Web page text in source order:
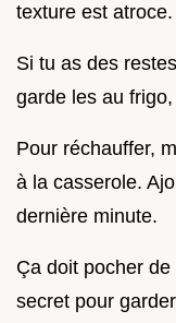
texture est atroce.
Si tu as des
garde les au
Pour réchauffer,
à la casserole.
dernière minute.
Ça doit pocher
secret pour